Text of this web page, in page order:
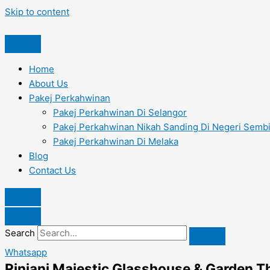
Skip to content
Home
About Us
Pakej Perkahwinan
Pakej Perkahwinan Di Selangor
Pakej Perkahwinan Nikah Sanding Di Negeri
Pakej Perkahwinan Di Melaka
Blog
Contact Us
Search
Whatsapp